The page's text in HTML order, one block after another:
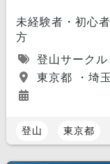
未経験者・初心
方
登山サークル
東京都 ・埼
登山 東京都